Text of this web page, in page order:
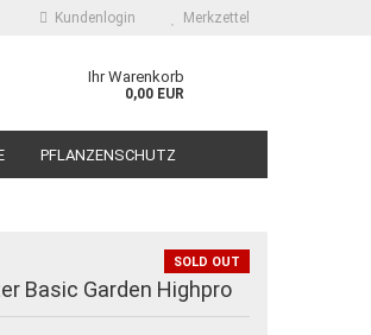
Kundenlogin Merkzettel
Ihr Warenkorb
0,00 EUR
PFLANZENSCHUTZ
SOLD OUT
Basic Garden Highpro